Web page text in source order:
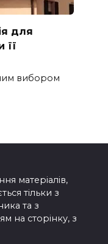
для
її
вибором
матеріалів,
тільки з
та з
на сторінку, з